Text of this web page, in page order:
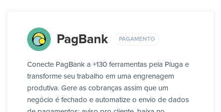
PagBank PAGAMENTO
Conecte PagBank a +130 ferramentas pela Pluga e
transforme seu trabalho em uma engrenagem
produtiva. Gere as cobranças assim que um
negócio é fechado e automatize o envio de dados